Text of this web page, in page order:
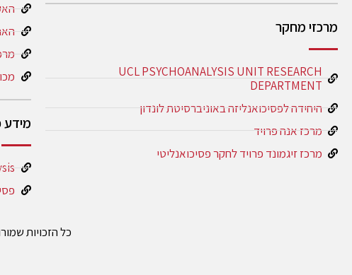
מרכזי מחקר
UCL PSYCHOANALYSIS UNIT RESEARCH
DEPARTMENT
היחידה לפסיכואנליזה באוניברסיטת לונדון
מרכז אנה פרויד
מרכז זיגמונד פרויד לחקר פסיכואנליטי
מידע
כל הזכויות